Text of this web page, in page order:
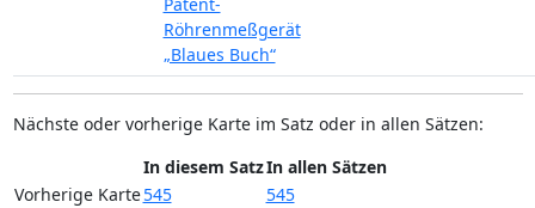
Röhrenmeßgerät
„Blaues Buch“
Nächste oder vorherige Karte im Satz oder in allen Sätzen:
In diesem SatzIn allen Sätzen
Vorherige Karte545
545